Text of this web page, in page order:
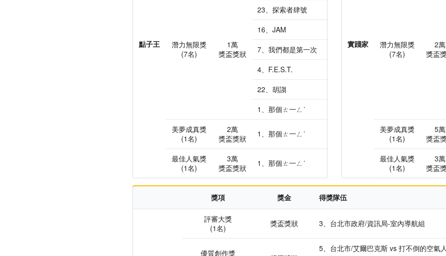
點子王
潛力無限獎
(7名)
1萬
獎盃獎狀
23、探索者肆號
16、JAM
7、我們都是第一次
4、F.E.S.T.
22、胡謅
1、那個ㄊ一ㄥˊ
美夢成真獎
(1名)
2萬
獎盃獎狀
1、那個ㄊ一ㄥˊ
最佳人氣獎
(1名)
3萬
獎盃獎狀
1、那個ㄊ一ㄥˊ
實踐家
潛力無限獎
(7名)
2萬
獎盃
美夢成真獎
(1名)
5萬
獎盃
最佳人氣獎
(1名)
3萬
獎盃
獎項 獎金 得獎隊伍
評審大獎
(1名)
獎盃獎狀 3、台北市政府/資訊局-室內導航組
優質創作獎
5、台北市/艾爾巴克斯 vs 打不倒的空氣